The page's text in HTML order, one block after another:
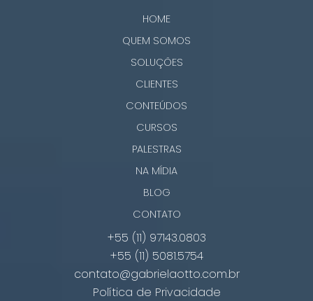
HOME
QUEM SOMOS
SOLUÇÕES
CLIENTES
CONTEÚDOS
CURSOS
PALESTRAS
NA MÍDIA
BLOG
CONTATO
+55 (11) 97143.0803
+55 (11) 5081.5754
contato@gabrielaotto.com.br
Política de Privacidade